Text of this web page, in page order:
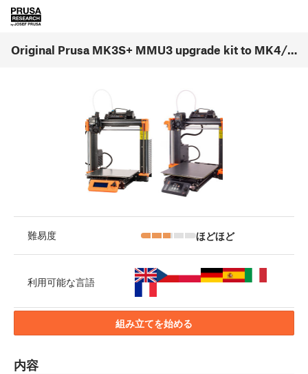
Original Prusa MK3S+ MMU3 upgrade kit to MK4/MK3.9 Assembly [進行中の翻訳] (1.0)
難易度 ほどほど
利用可能な言語
組み立てを始める
内容